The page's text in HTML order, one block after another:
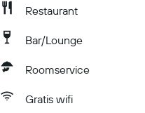
Restaurant
Bar/Lounge
Roomservice
Gratis wifi